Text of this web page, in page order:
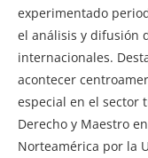
experimentado
el análisis y difusión
internacionales.
acontecer
especial en el sector
Derecho y Maestro
Norteamérica por la